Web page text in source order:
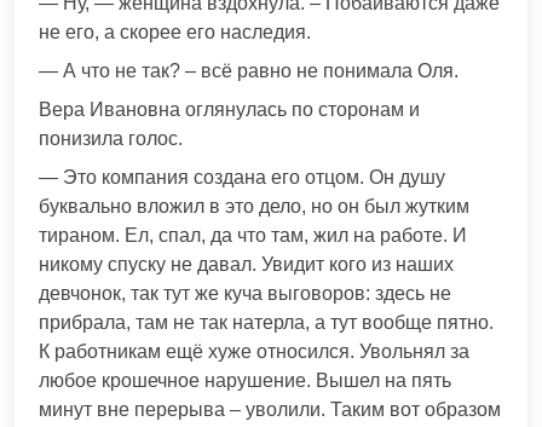
не его, а скорее его наследия.
— А что не так? – всё равно не понимала Оля.
Вера Ивановна оглянулась по сторонам и
понизила голос.
— Это компания создана его отцом. Он душу
буквально вложил в это дело, но он был жутким
тираном. Ел, спал, да что там, жил на работе. И
никому спуску не давал. Увидит кого из наших
девчонок, так тут же куча выговоров: здесь не
прибрала, там не так натерла, а тут вообще пятно.
К работникам ещё хуже относился. Увольнял за
любое крошечное нарушение. Вышел на пять
минут вне перерыва – уволили. Таким вот образом